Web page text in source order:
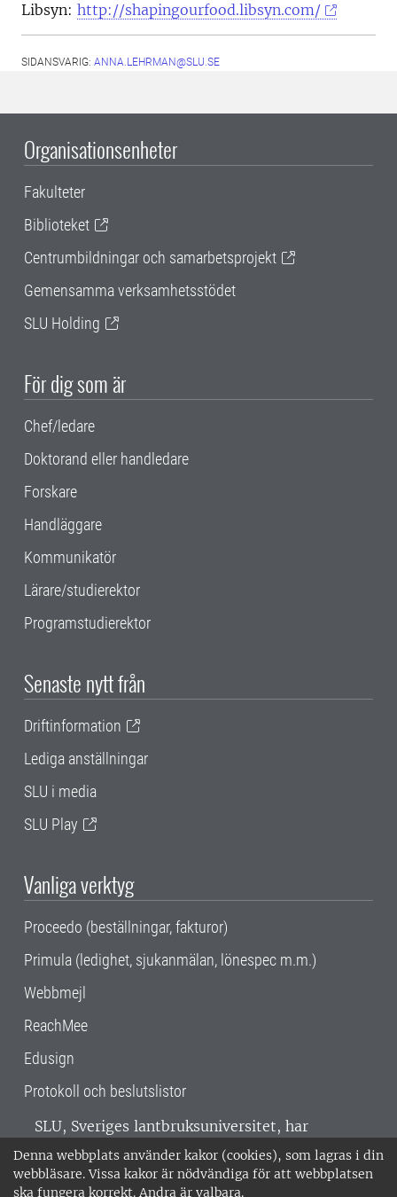
Denna webbplats använder kakor (cookies), som lagras i din
webbläsare. Vissa kakor är nödvändiga för att webbplatsen
ska fungera korrekt. Andra är valbara.
Libsyn: http://shapingourfood.libsyn.com/
SIDANSVARIG: ANNA.LEHRMAN@SLU.SE
Organisationsenheter
Fakulteter
Biblioteket
Centrumbildningar och samarbetsprojekt
Gemensamma verksamhetsstödet
SLU Holding
För dig som är
Chef/ledare
Doktorand eller handledare
Forskare
Handläggare
Kommunikatör
Lärare/studierektor
Programstudierektor
Senaste nytt från
Driftinformation
Lediga anställningar
SLU i media
SLU Play
Vanliga verktyg
Proceedo (beställningar, fakturor)
Primula (ledighet, sjukanmälan, lönespec m.m.)
Webbmejl
ReachMee
Edusign
Protokoll och beslutslistor
SLU, Sveriges lantbruksuniversitet, har
verksamhet över hela Sverige. Huvudorter är
Alnarp, Uppsala och Umeå.SLU är
miljöcertifierat enligt ISO 14001. •